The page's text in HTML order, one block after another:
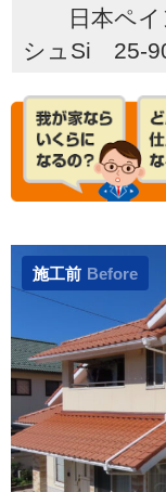
日本ペイ
シュSi 25-
施工前 Before